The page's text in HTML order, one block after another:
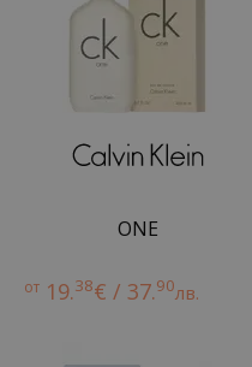
ONE
от 19.38€ / 37.90лв.